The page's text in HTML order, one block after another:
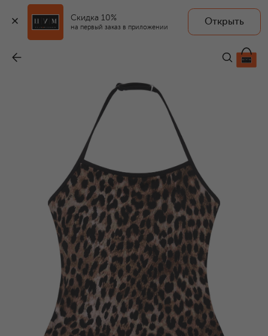
Скидка 10%
на первый заказ в приложении
Открыть
14 650 ₽